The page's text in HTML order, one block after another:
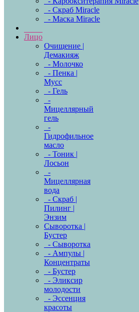
- Скраб Miracle
- Маска Miracle
Лицо
Очищение |
Демакияж
- Молочко
- Пенка |
Мусс
- Гель
-
Мицеллярный
гель
-
Гидрофильное
масло
- Тоник |
Лосьон
-
Мицеллярная
вода
- Скраб |
Пилинг |
Энзим
Сыворотка |
Бустер
- Сыворотка
- Ампулы |
Концентраты
- Бустер
- Эликсир
молодости
- Эссенция
красоты